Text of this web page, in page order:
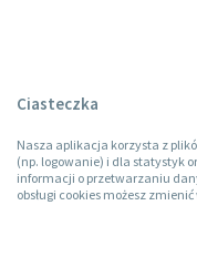
Ciasteczka
Nasza aplikacja korzysta z
(np. logowanie) i dla statystyk
informacji o przetwarzaniu
obsługi cookies możesz